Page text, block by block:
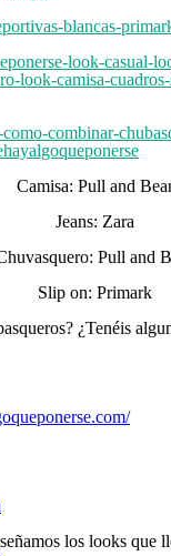
Camisa: Pull and
Jeans: Zara
Pull and
Slip on: Primark
¿Tenéis
los looks que